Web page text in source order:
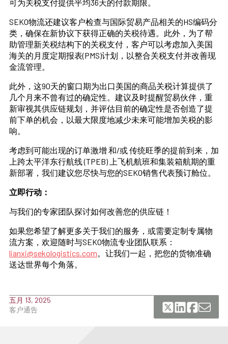
可为关税支付提供平均36天的付款期限。
SEKO物流还建议客户检查与国际贸易产品相关的HS编码分
类，确保在新协议下获得正确的关税待遇。此外，为了帮
助管理新关税结构下的关税支付，客户可以考虑加入美国
海关的月度定期报表(PMS)计划，以整合关税支付并改善现
金流管理。
此外，这90天的窗口期为出口美国的商品关税计算提供了
几个月来不曾有过的确定性。建议及时提醒贸易伙伴，重
新审视其供应链规划，并评估目前的确定性是否创造了提
前下单的机会，以最大限度地减少未来可能增加关税的影
响。
考虑到可能出现的订单激增 和/或 传统旺季的提前到来，加
上跨太平洋东行航线 (TPEB) 上飞机航班和集装箱航期的重
新部署，我们建议您尽快与您的SEKO销售代表预订舱位。
立即行动：
与我们的专家团队探讨如何改善您的供应链！
如果您希望了解更多关于我们的服务，或需要定制专属物
流方案，欢迎随时与SEKO物流专业团队联系：
lianxi@sekologistics.com 。让我们一起，把您的货物准确
送达世界每个角落。
五月 13, 2025
客户通告